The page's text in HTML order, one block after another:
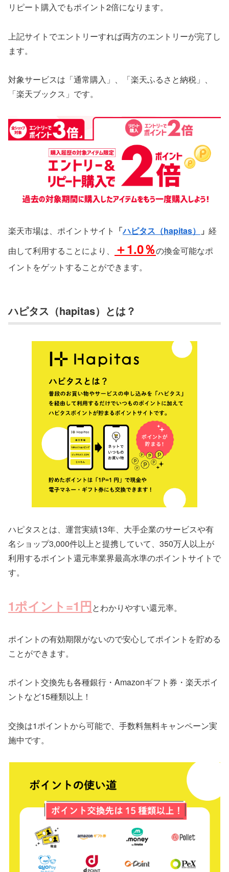
リピート購入でもポイント2倍になります。
上記サイトでエントリーすれば両方のエントリーが完了し
ます。
対象サービスは「通常購入」、「楽天ふるさと納税」、
「楽天ブックス」です。
楽天市場は、ポイントサイト 「ハピタス（hapitas） 」 経
由して利用することにより、
＋1.0％の換金可能なポ
イントをゲットすることができます。
ハピタス（hapitas）とは？
ハピタスとは、運営実績13年、大手企業のサービスや有
名ショップ3,000件以上と提携していて、350万人以上が
利用するポイント還元率業界最高水準のポイントサイトで
す。
1ポイント=1円とわかりやすい還元率。
ポイントの有効期限がないので安心してポイントを貯める
ことができます。
ポイント交換先も各種銀行・Amazonギフト券・楽天ポイ
ントなど15種類以上！
交換は1ポイントから可能で、手数料無料キャンペーン実
施中です。